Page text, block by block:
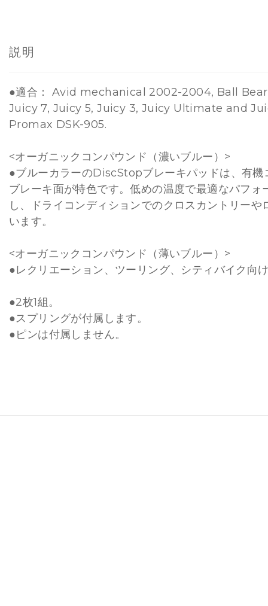
説明
●適合： Avid mechanical 2002-2004, Ball
Juicy 7, Juicy 5, Juicy 3, Juicy Ultimate and
Promax DSK-905.
<オーガニックコンパウンド（濃いブルー）>
●ブルーカラーのDiscStopブレーキパッドは、有機
ブレーキ面が特色です。低めの温度で最適なパフォ
し、ドライコンディションでのクロスカントリーや
います。
<オーガニックコンパウンド（薄いブルー）>
●レクリエーション、ツーリング、シティバイク向
●2枚1組。
●スプリングが付属します。
●ピンは付属しません。